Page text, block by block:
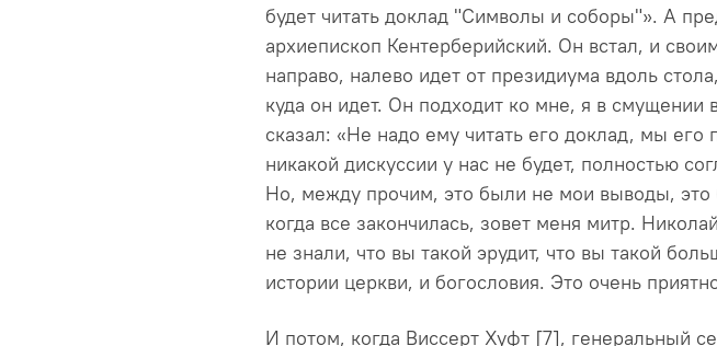
будет читать доклад "Символы и соборы"». А
архиепископ Кентерберийский. Он встал, и
направо, налево идет от президиума вдоль
куда он идет. Он подходит ко мне, я в смущении
сказал: «Не надо ему читать его доклад, мы его
никакой дискуссии у нас не будет, полностью
Но, между прочим, это были не мои выводы,
когда все закончилась, зовет меня митр.
не знали, что вы такой эрудит, что вы такой
истории церкви, и богословия. Это очень
И потом, когда Виссерт Хуфт [7], генеральный